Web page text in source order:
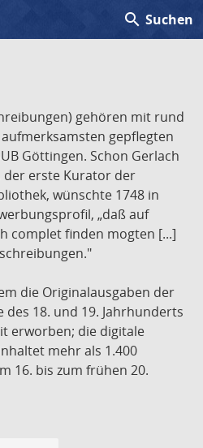
search Suchen
gehören mit rund
gepflegten
Göttingen. Schon Gerlach
der erste Kurator der
wünschte 1748 in
„daß auf
complet finden mogten [...]
die Originalausgaben der
des 18. und 19. Jahrhunderts
erworben; die digitale
mehr als 1.400
16. bis zum frühen 20.